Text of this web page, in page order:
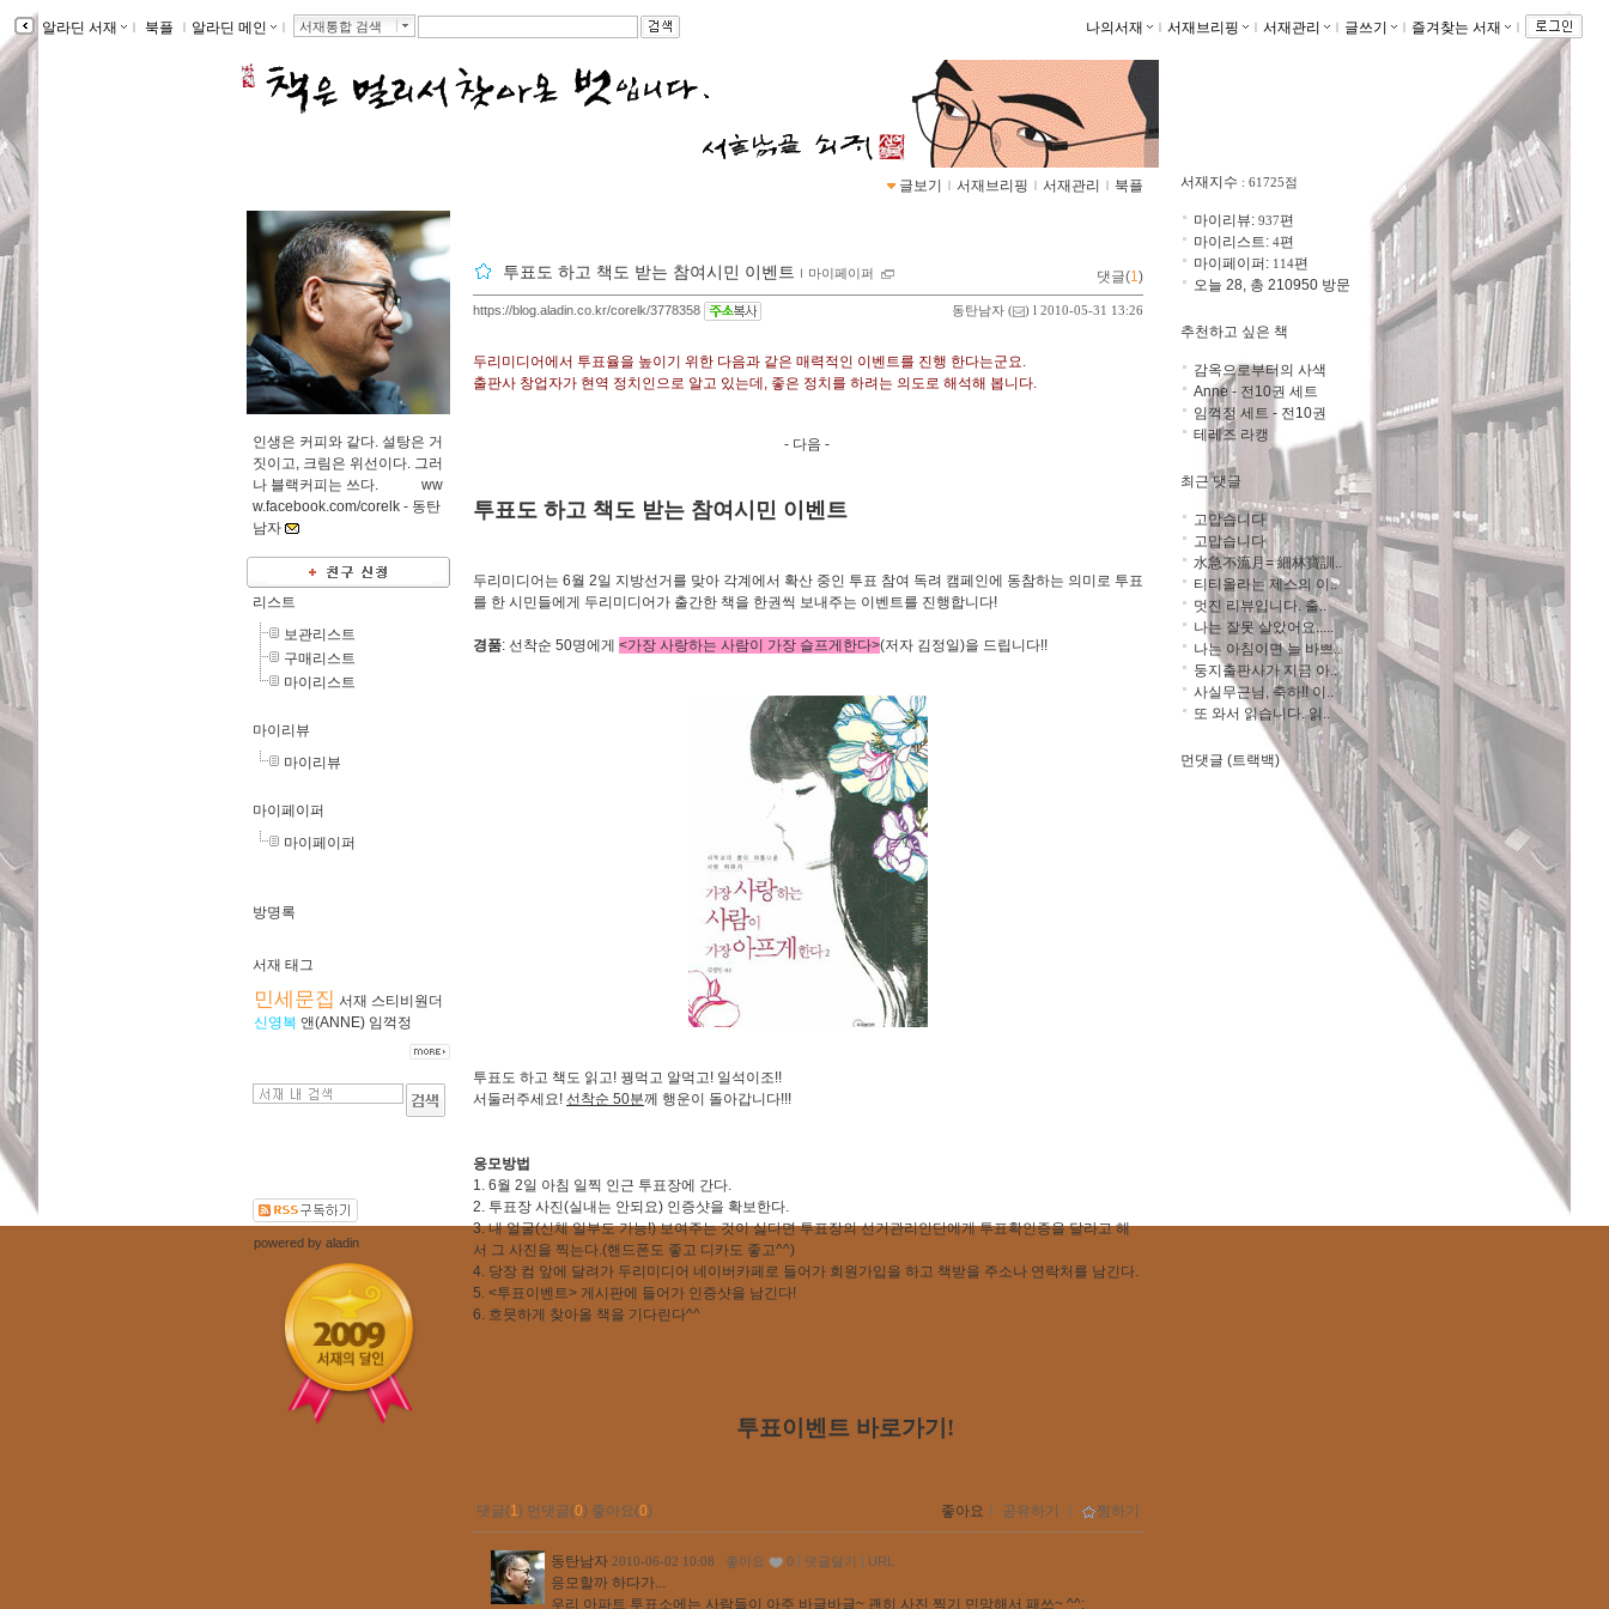
알라딘 서재 ｌ 북플 ｌ 알라딘 메인 ｌ 서재통합 검색 나의서재 ｌ 서재브리핑 ｌ 서재관리 ｌ 글쓰기 ｌ 즐겨찾는 서재 ｌ
글보기 ｌ 서재브리핑 ｌ 서재관리 ｌ 북플
인생은 커피와 같다. 설탕은 거
짓이고, 크림은 위선이다. 그러
나 블랙커피는 쓰다. ww
w.facebook.com/corelk - 동탄
남자
리스트
보관리스트
구매리스트
마이리스트
마이리뷰
마이리뷰
마이페이퍼
마이페이퍼
방명록
서재 태그
민세문집 서재 스티비원더
신영복 앤(ANNE) 임꺽정
powered by aladin
투표도 하고 책도 받는 참여시민 이벤트 ｌ 마이페이퍼 댓글(1)
동탄남자 ( ) l 2010-05-31 13:26
https://blog.aladin.co.kr/corelk/3778358
두리미디어에서 투표율을 높이기 위한 다음과 같은 매력적인 이벤트를 진행 한다는군요.
출판사 창업자가 현역 정치인으로 알고 있는데, 좋은 정치를 하려는 의도로 해석해 봅니다.
- 다음 -
투표도 하고 책도 받는 참여시민 이벤트
두리미디어는 6월 2일 지방선거를 맞아 각계에서 확산 중인 투표 참여 독려 캠페인에 동참하는 의미로 투표
를 한 시민들에게 두리미디어가 출간한 책을 한권씩 보내주는 이벤트를 진행합니다!
경품: 선착순 50명에게 <가장 사랑하는 사람이 가장 슬프게한다>(저자 김정일)을 드립니다!!
투표도 하고 책도 읽고! 꿩먹고 알먹고! 일석이조!!
서둘러주세요! 선착순 50분께 행운이 돌아갑니다!!!
응모방법
1. 6월 2일 아침 일찍 인근 투표장에 간다.
2. 투표장 사진(실내는 안되요) 인증샷을 확보한다.
3. 내 얼굴(신체 일부도 가능!) 보여주는 것이 싫다면 투표장의 선거관리인단에게 투표확인증을 달라고 해
서 그 사진을 찍는다.(핸드폰도 좋고 디카도 좋고^^)
4. 당장 컴 앞에 달려가 두리미디어 네이버카페로 들어가 회원가입을 하고 책받을 주소나 연락처를 남긴다.
5. <투표이벤트> 게시판에 들어가 인증샷을 남긴다!
6. 흐믓하게 찾아올 책을 기다린다^^
투표이벤트 바로가기 !
댓글(1) 먼댓글(0) 좋아요(0) 좋아요 공유하기 찜하기
동탄남자 2010-06-02 10:08 좋아요 0 댓글달기 URL
응모할까 하다가...
우리 아파트 투표소에는 사람들이 아주 바글바글~ 괜히 사진 찍기 민망해서 패쓰~ ^^;
서재지수 : 61725점
마이리뷰: 937편
마이리스트: 4편
마이페이퍼: 114편
오늘 28, 총 210950 방문
추천하고 싶은 책
감옥으로부터의 사색
Anne - 전10권 세트
임꺽정 세트 - 전10권
테레즈 라캥
최근 댓글
고맙습니다
고맙습니다
水急不流月= 細林寶訓..
티티올라는 제스의 이..
멋진 리뷰입니다. 출..
나는 잘못 살았어요.....
나는 아침이면 늘 바쁘..
둥지출판사가 지금 아..
사실무근님, 축하!! 이..
또 와서 읽습니다. 읽..
먼댓글 (트랙백)